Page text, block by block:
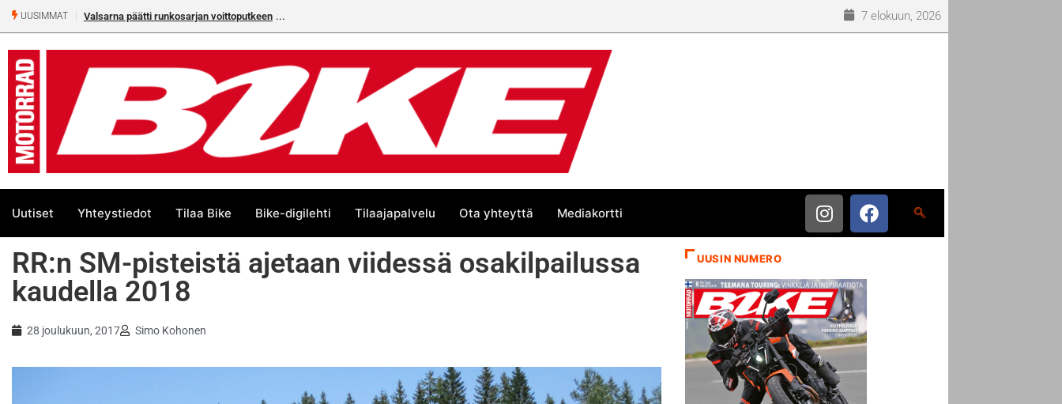
UUSIMMAT Valsarna päätti runkosarjan voittoputkeen
numeroa!
7 elokuun, 2026
Uutiset Yhteystiedot Tilaa Bike Bike-digilehti Tilaajapalvelu Ota yhteyttä Mediakortti
RR:n SM-pisteistä ajetaan viidessä osakilpailussa
kaudella 2018
28 joulukuun, 2017 Simo Kohonen
UUSIN NUMERO